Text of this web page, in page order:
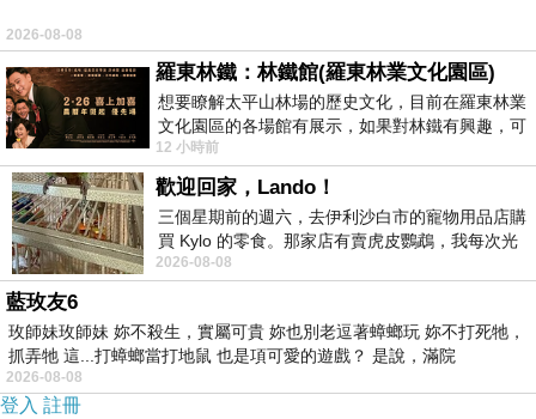
月份最後一天，朋友突然拿出這個
：送妳。
.
具有收藏價值的星座杯！
2026-08-08
羅東林鐵：林鐵館(羅東林業文化園區)
想要瞭解太平山林場的歷史文化，目前在羅東林業
文化園區的各場館有展示，如果對林鐵有興趣，可
以到林鐵館。 這裡展示從山下
12 小時前
歡迎回家，Lando！
三個星期前的週六，去伊利沙白市的寵物用品店購
買 Kylo 的零食。那家店有賣虎皮鸚鵡，我每次光
顧都會去看一下。他們偶爾會引進 C
2026-08-08
藍玫友6
玫師妹玫師妹 妳不殺生，實屬可貴 妳也別老逗著蟑螂玩 妳不打死牠，
抓弄牠 這...打蟑螂當打地鼠 也是項可愛的遊戲？ 是說，滿院
2026-08-08
登入 註冊